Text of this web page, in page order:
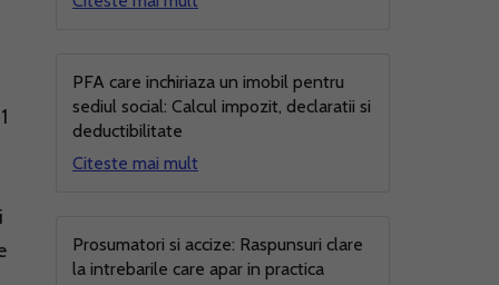
PFA care inchiriaza un imobil pentru
sediul social: Calcul impozit, declaratii si
deductibilitate
Citeste mai mult
Prosumatori si accize: Raspunsuri clare
la intrebarile care apar in practica